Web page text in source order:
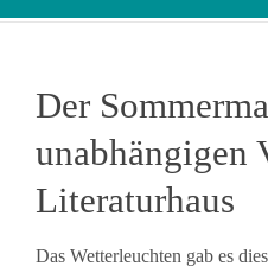
Der
unabhängigen
Literaturhaus
Das Wetterleuchten gab es